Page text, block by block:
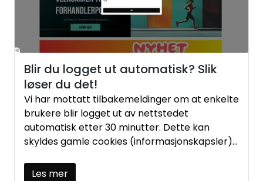
Blir du logget ut automatisk? Slik
løser du det!
Vi har mottatt tilbakemeldinger om at enkelte
brukere blir logget ut av nettstedet
automatisk etter 30 minutter. Dette kan
skyldes gamle cookies (informasjonskapsler)
konflikt med de nye.
Les mer